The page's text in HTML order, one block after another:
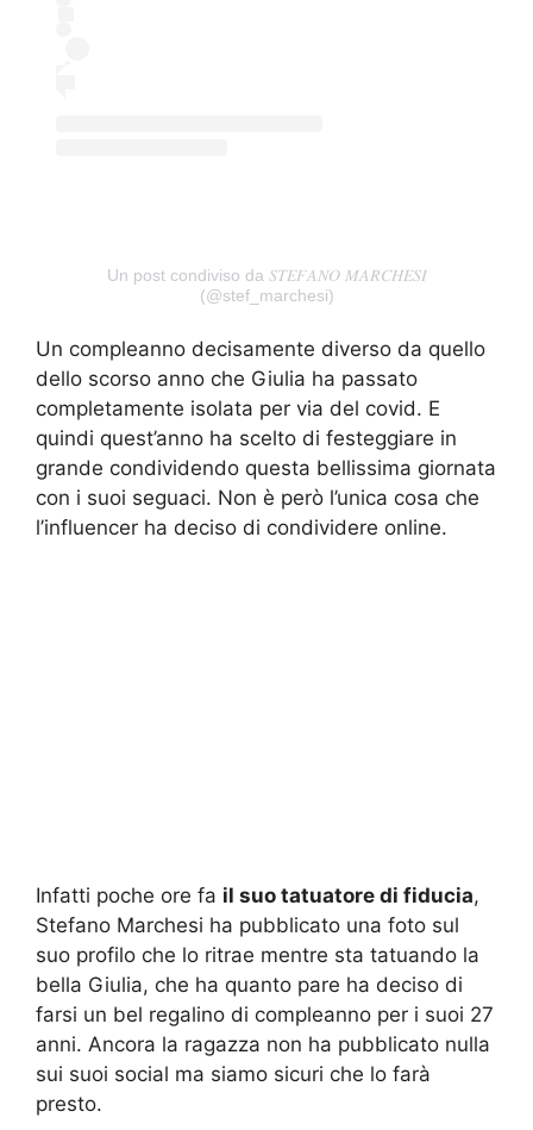
Un post condiviso da 𝑆𝑇𝐸𝐹𝐴𝑁𝑂 𝑀𝐴𝑅𝐶𝐻𝐸𝑆𝐼
(@stef_marchesi)
Un compleanno decisamente diverso da quello
dello scorso anno che Giulia ha passato
completamente isolata per via del covid. E
quindi quest’anno ha scelto di festeggiare in
grande condividendo questa bellissima giornata
con i suoi seguaci. Non è però l’unica cosa che
l’influencer ha deciso di condividere online.
Infatti poche ore fa il suo tatuatore di fiducia,
Stefano Marchesi ha pubblicato una foto sul
suo profilo che lo ritrae mentre sta tatuando la
bella Giulia, che ha quanto pare ha deciso di
farsi un bel regalino di compleanno per i suoi 27
anni. Ancora la ragazza non ha pubblicato nulla
sui suoi social ma siamo sicuri che lo farà
presto.